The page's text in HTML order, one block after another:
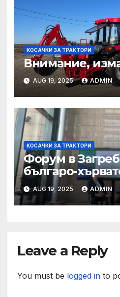
КОСАЧКИ ЗА ТРАКТОРИ
Внимание,
AUG 19, 2025 ADMIN
КОСАЧКИ ЗА ТРАКТОРИ
Форум в
българо-
AUG 19, 2025 ADMIN
Leave a Reply
You must be logged in to